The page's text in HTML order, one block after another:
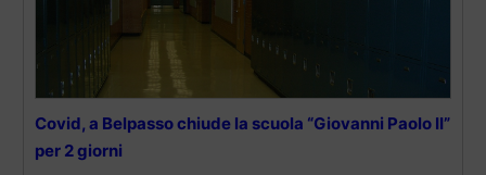
Covid, a Belpasso chiude la scuola “Giovanni Paolo II”
per 2 giorni